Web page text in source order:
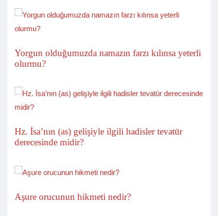
Yorgun olduğumuzda namazın farzı kılınsa yeterli
olurmu?
Hz. İsa’nın (as) gelişiyle ilgili hadisler tevatür
derecesinde midir?
Aşure orucunun hikmeti nedir?